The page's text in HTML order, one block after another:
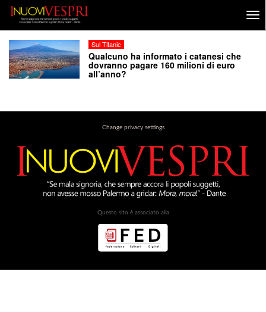
Sul Titanic
Qualcuno ha informato i catanesi che
dovranno pagare 160 milioni di euro
all’anno?
Change privacy settings
Questo sito è associato alla